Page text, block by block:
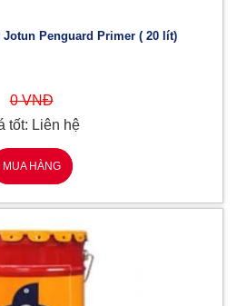
Jotun Penguard Primer ( 20 lít)
0 VNĐ
tốt: Liên hệ
MUA HÀNG